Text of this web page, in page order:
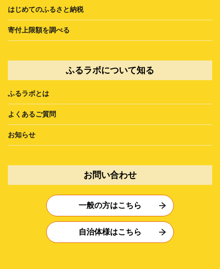
はじめてのふるさと納税
寄付上限額を調べる
ふるラボについて知る
ふるラボとは
よくあるご質問
お知らせ
お問い合わせ
一般の方はこちら
自治体様はこちら